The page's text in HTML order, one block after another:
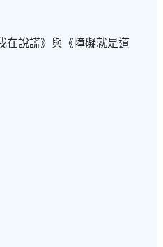
在說謊》與《障礙就是道